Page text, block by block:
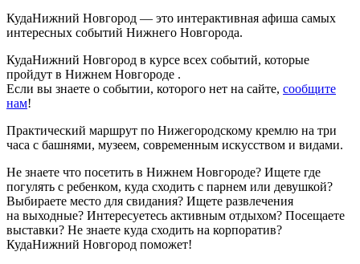
КудаНижний Новгород — это интерактивная афиша самых
интересных событий Нижнего Новгорода.
КудаНижний Новгород в курсе всех событий, которые
пройдут в Нижнем Новгороде .
Если вы знаете о событии, которого нет на сайте, сообщите
нам!
Практический маршрут по Нижегородскому кремлю на три
часа с башнями, музеем, современным искусством и видами.
Не знаете что посетить в Нижнем Новгороде? Ищете где
погулять с ребенком, куда сходить с парнем или девушкой?
Выбираете место для свидания? Ищете развлечения
на выходные? Интересуетесь активным отдыхом? Посещаете
выставки? Не знаете куда сходить на корпоратив?
КудаНижний Новгород поможет!